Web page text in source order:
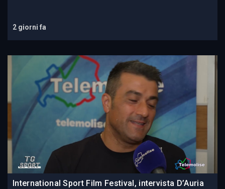
2 giorni fa
International Sport Film Festival, intervista D’Auria